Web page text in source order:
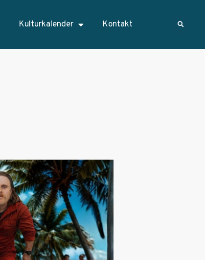
Kulturkalender Kontakt